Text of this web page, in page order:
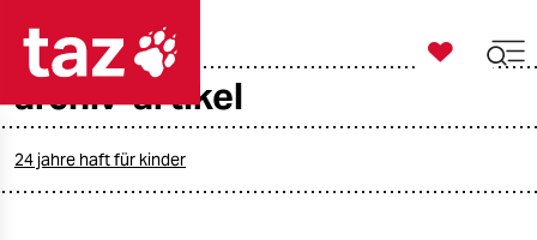

taz zahl ich
archiv-artikel
24 jahre haft für kinder